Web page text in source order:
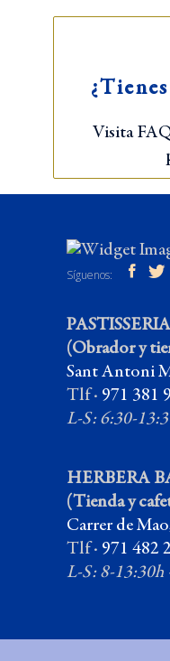
Visita
Síguenos:
(Obrador y
Sant Antoni
Tlf · 971 381
L-S: 6:30-
HERBERA
(Tienda y
Carrer de
Tlf · 971 482
L-S: 8-13:30h